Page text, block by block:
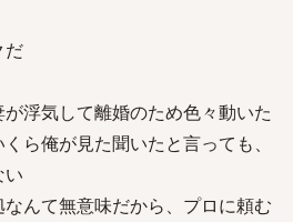
だ
浮気して離婚のため色々動いた
ら俺が見た聞いたと言っても、
い
んて無意味だから、プロに頼む